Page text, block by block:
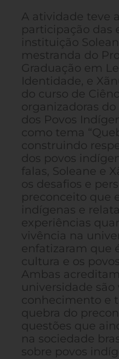
A atividade teve
participação das
instituição
mestranda do
Graduação em
Identidade, e
do curso de
organizadoras
dos Povos
como tema
construindo
dos povos
falas, Soleane e
os desafios e
preconceito que
indígenas e
experiências
vivência na
enfatizaram que
cultura e os
Ambas
universidade são
conhecimento e
quebra do
questões que
na sociedade
sobre povos